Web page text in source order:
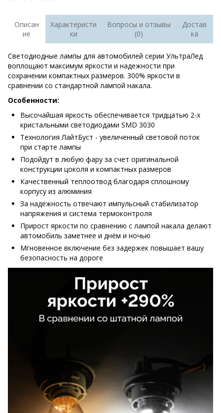
Описан
ие
Характеристи
ки
Вопросы и отзывы
(0)
Достав
ка
Светодиодные лампы для автомобилей серии УльтраЛед
воплощают максимум яркости и надежности при
сохранении компактных размеров. 300% яркости в
сравнении со стандартной лампой накала.
Особенности:
Высочайшая яркость обеспечивается тридцатью 2-х
кристальными светодиодами SMD 3030
Технология ЛайтБуст - увеличенный световой поток
при старте лампы
Подойдут в любую фару за счет оригинальной
конструкции цоколя и компактных размеров
Качественный теплоотвод благодаря сплошному
корпусу из алюминия
За надежность отвечают импульсный стабилизатор
напряжения и система термоконтроля
Прирост яркости по сравнению с лампой накала делают
автомобиль заметнее и днём и ночью
Мгновенное включение без задержек повышает вашу
безопасность на дороге